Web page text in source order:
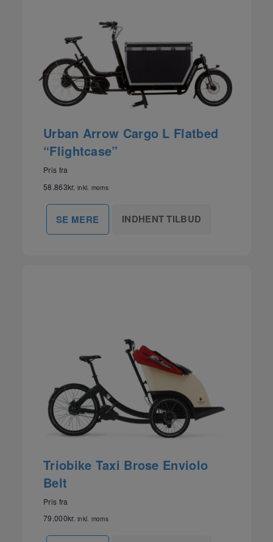
Urban Arrow Cargo L Flatbed
“Flightcase”
Pris fra
58.863kr. inkl. moms
SE MERE INDHENT TILBUD
Triobike Taxi Brose Enviolo
Belt
Pris fra
79.000kr. inkl. moms